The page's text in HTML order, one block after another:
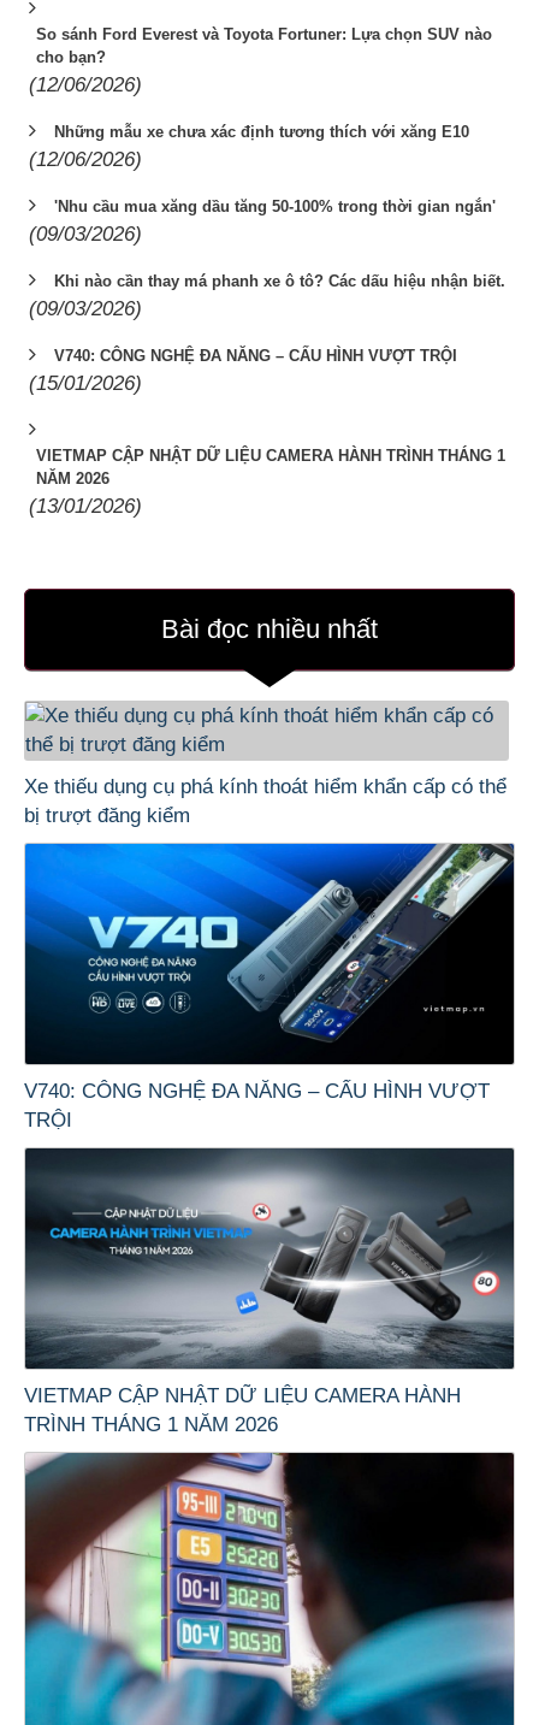
So sánh Ford Everest và Toyota Fortuner: Lựa chọn SUV nào
cho bạn?
(12/06/2026)
Những mẫu xe chưa xác định tương thích với xăng E10
(12/06/2026)
'Nhu cầu mua xăng dầu tăng 50-100% trong thời gian ngắn'
(09/03/2026)
Khi nào cần thay má phanh xe ô tô? Các dấu hiệu nhận biết.
(09/03/2026)
V740: CÔNG NGHỆ ĐA NĂNG – CẤU HÌNH VƯỢT TRỘI
(15/01/2026)
VIETMAP CẬP NHẬT DỮ LIỆU CAMERA HÀNH TRÌNH THÁNG 1
NĂM 2026
(13/01/2026)
Bài đọc nhiều nhất
Xe thiếu dụng cụ phá kính thoát hiểm khẩn cấp có thể
bị trượt đăng kiểm
V740: CÔNG NGHỆ ĐA NĂNG – CẤU HÌNH VƯỢT
TRỘI
VIETMAP CẬP NHẬT DỮ LIỆU CAMERA HÀNH
TRÌNH THÁNG 1 NĂM 2026